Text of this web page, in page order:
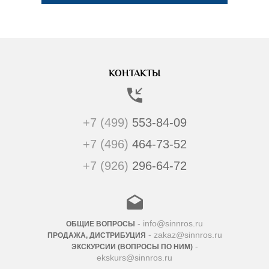
КОНТАКТЫ
+7 (499) 553-84-09
+7 (496) 464-73-52
+7 (926) 296-64-72
ОБЩИЕ ВОПРОСЫ - info@sinnros.ru
ПРОДАЖА, ДИСТРИБУЦИЯ - zakaz@sinnros.ru
ЭКСКУРСИИ (ВОПРОСЫ ПО НИМ)-
ekskurs@sinnros.ru